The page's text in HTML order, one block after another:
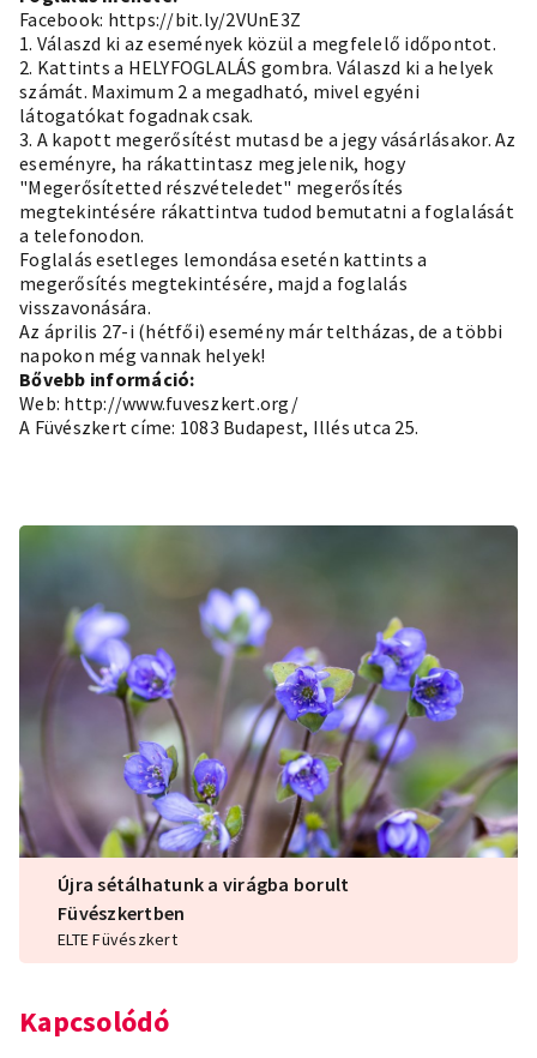
Facebook: https://bit.ly/2VUnE3Z
1. Válaszd ki az események közül a megfelelő időpontot.
2. Kattints a HELYFOGLALÁS gombra. Válaszd ki a helyek
számát. Maximum 2 a megadható, mivel egyéni
látogatókat fogadnak csak.
3. A kapott megerősítést mutasd be a jegy vásárlásakor. Az
eseményre, ha rákattintasz megjelenik, hogy
"Megerősítetted részvételedet" megerősítés
megtekintésére rákattintva tudod bemutatni a foglalását
a telefonodon.
Foglalás esetleges lemondása esetén kattints a
megerősítés megtekintésére, majd a foglalás
visszavonására.
Az április 27-i (hétfői) esemény már teltházas, de a többi
napokon még vannak helyek!
Bővebb információ:
Web: http://www.fuveszkert.org/
A Füvészkert címe: 1083 Budapest, Illés utca 25.
Újra sétálhatunk a virágba borult
Füvészkertben
ELTE Füvészkert
Kapcsolódó